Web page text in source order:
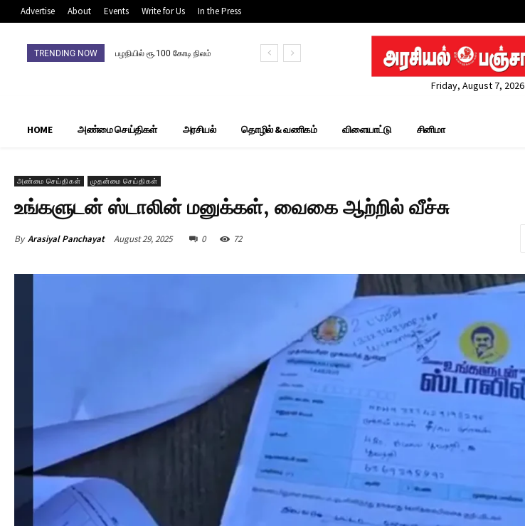
Advertise About Events Write for Us In the Press
TRENDING NOW
பழநியில் ரூ.100 கோடி நிலம்
தேடுதல் வேட்டை
Friday, August 7, 2026
HOME அண்மை செய்திகள் அரசியல் தொழில் & வணிகம் விளையாட்டு சினிமா
அண்மை செய்திகள் முதன்மை செய்திகள்
உங்களுடன் ஸ்டாலின் மனுக்கள், வைகை ஆற்றில் வீச்சு
By Arasiyal Panchayat August 29, 2025 0 72